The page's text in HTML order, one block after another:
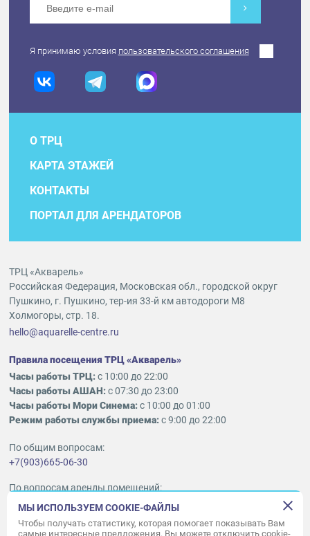
Я принимаю условия пользовательского соглашения
О ТРЦ
КАРТА ЭТАЖЕЙ
КОНТАКТЫ
ПОРТАЛ ДЛЯ АРЕНДАТОРОВ
ТРЦ «Акварель»
Российская Федерация, Московская обл., городской округ
Пушкино, г. Пушкино, тер-ия 33-й км автодороги М8
Холмогоры, стр. 18.
hello@aquarelle-centre.ru
Правила посещения ТРЦ «Акварель»
Часы работы ТРЦ:с 10:00 до 22:00
Часы работы АШАН:с 07:30 до 23:00
Часы работы Мори Синема:с 10:00 до 01:00
Режим работы службы приема:с 9:00 до 22:00
По общим вопросам:
+7(903)665-06-30
По вопросам аренды помещений:
ukleykina@nhood.com
+7(903)665-98-78
МЫ ИСПОЛЬЗУЕМ COOKIE-ФАЙЛЫ
Чтобы получать статистику, которая помогает показывать Вам
самые интересные предложения. Вы можете отключить cookie-